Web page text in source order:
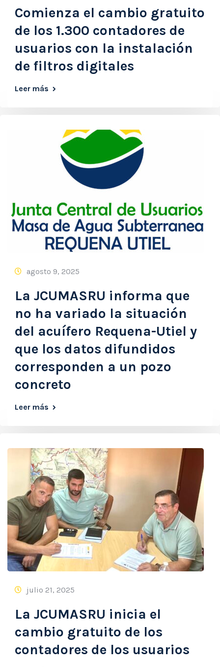
Comienza el cambio gratuito
de los 1.300 contadores de
usuarios con la instalación
de filtros digitales
Leer más
agosto 9, 2025
La JCUMASRU informa que
no ha variado la situación
del acuífero Requena-Utiel y
que los datos difundidos
corresponden a un pozo
concreto
Leer más
julio 21, 2025
La JCUMASRU inicia el
cambio gratuito de los
contadores de los usuarios